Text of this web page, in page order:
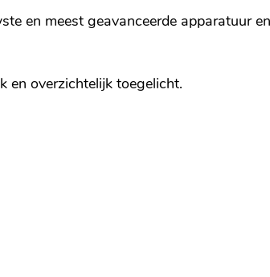
en meest geavanceerde apparatuur
en overzichtelijk toegelicht.